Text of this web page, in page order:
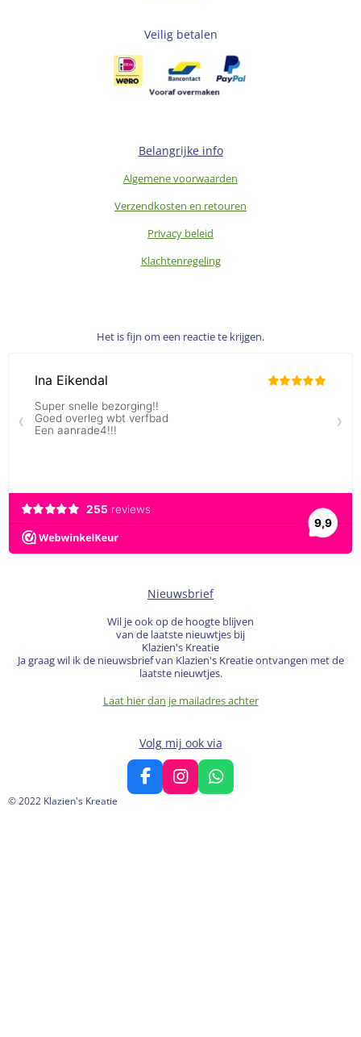
Veilig betalen
Belangrijke info
Algemene voorwaarden
Verzendkosten en retouren
Privacy beleid
Klachtenregeling
Het is fijn om een reactie te krijgen.
Nieuwsbrief
Wil je ook op de hoogte blijven
van de laatste nieuwtjes bij
Klazien's Kreatie
Ja graag wil ik de nieuwsbrief van Klazien's Kreatie ontvangen met de
laatste nieuwtjes.
Laat hier dan je mailadres achter
Volg mij ook via
F
a
I
n
W
h
© 2022 Klazien's Kreatie